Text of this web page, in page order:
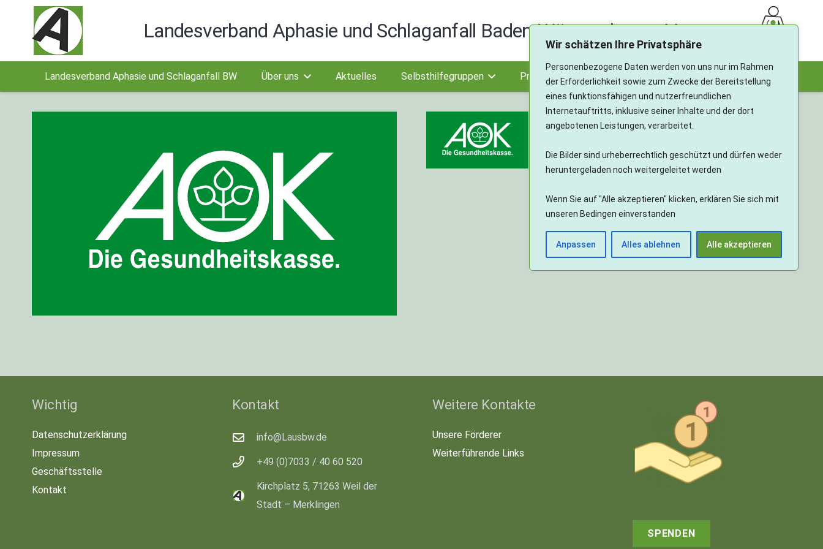
Wir schätzen Ihre Privatsphäre
Personenbezogene Daten werden von uns nur im Rahmen
der Erforderlichkeit sowie zum Zwecke der Bereitstellung
eines funktionsfähigen und nutzerfreundlichen
Internetauftritts, inklusive seiner Inhalte und der dort
angebotenen Leistungen, verarbeitet.
Die Bilder sind urheberrechtlich geschützt und dürfen weder
heruntergeladen noch weitergeleitet werden
Wenn Sie auf "Alle akzeptieren" klicken, erklären Sie sich mit
unseren Bedingen einverstanden
Anpassen Alles ablehnen Alle akzeptieren
Landesverband Aphasie und Schlaganfall Baden-Württemberg e.V.
Landesverband Aphasie und Schlaganfall BW Über uns Aktuelles Selbsthilfegruppen Projekte Aphasie Schlaganfall Mitmachen
Wichtig
Datenschutzerklärung
Impressum
Geschäftsstelle
Kontakt
Kontakt
info@Lausbw.de
+49 (0)7033 / 40 60 520
Kirchplatz 5, 71263 Weil der
Stadt – Merklingen
Weitere Kontakte
Unsere Förderer
Weiterführende Links
SPENDEN